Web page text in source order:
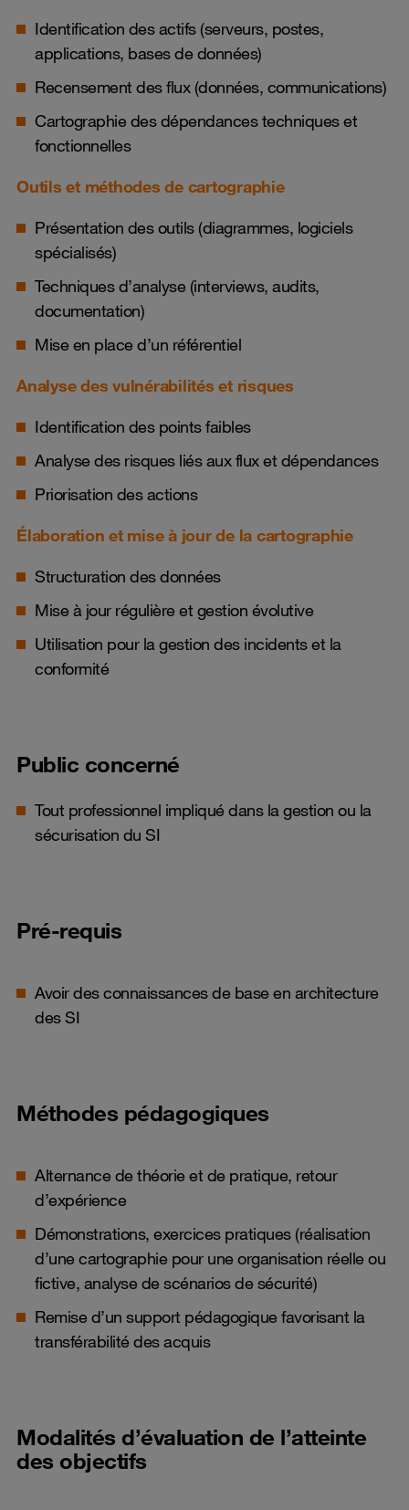
Identification des actifs (serveurs, postes,
applications, bases de données)
Recensement des flux (données, communications)
Cartographie des dépendances techniques et
fonctionnelles
Outils et méthodes de cartographie
Présentation des outils (diagrammes, logiciels
spécialisés)
Techniques d’analyse (interviews, audits,
documentation)
Mise en place d’un référentiel
Analyse des vulnérabilités et risques
Identification des points faibles
Analyse des risques liés aux flux et dépendances
Priorisation des actions
Élaboration et mise à jour de la cartographie
Structuration des données
Mise à jour régulière et gestion évolutive
Utilisation pour la gestion des incidents et la
conformité
Public concerné
Tout professionnel impliqué dans la gestion ou la
sécurisation du SI
Pré-requis
Avoir des connaissances de base en architecture
des SI
Méthodes pédagogiques
Alternance de théorie et de pratique, retour
d’expérience
Démonstrations, exercices pratiques (réalisation
d’une cartographie pour une organisation réelle ou
fictive, analyse de scénarios de sécurité)
Remise d’un support pédagogique favorisant la
transférabilité des acquis
Modalités d’évaluation de l’atteinte
des objectifs